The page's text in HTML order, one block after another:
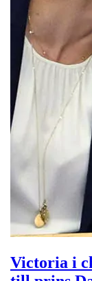
Victoria i